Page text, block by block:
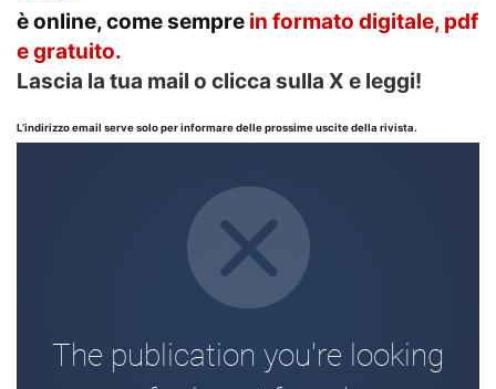
è online, come sempre in formato digitale, pdf
e gratuito.
Lascia la tua mail o clicca sulla X e leggi!
L’indirizzo email serve solo per informare delle prossime uscite della rivista.